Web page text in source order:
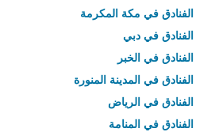
الفنادق في مكة المكرمة
الفنادق في دبي
الفنادق في الخبر
الفنادق في المدينة المنورة
الفنادق في الرياض
الفنادق في المنامة